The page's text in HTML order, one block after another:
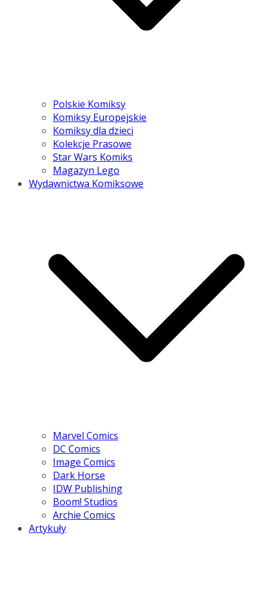
Polskie Komiksy
Komiksy Europejskie
Komiksy dla dzieci
Kolekcje Prasowe
Star Wars Komiks
Magazyn Lego
Wydawnictwa Komiksowe
Marvel Comics
DC Comics
Image Comics
Dark Horse
IDW Publishing
Boom! Studios
Archie Comics
Artykuły